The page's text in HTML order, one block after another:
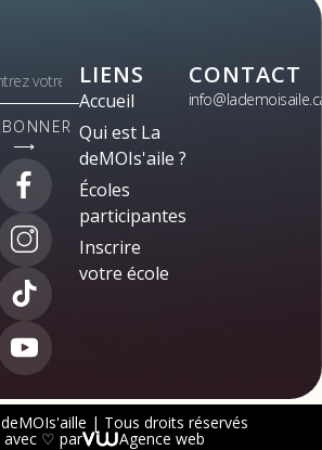
⟶
LIENS
Accueil
Qui est La
deMOIs'aile ?
Écoles
participantes
Inscrire
votre école
CONTACT
| Tous droits réservés
♡ par Agence web